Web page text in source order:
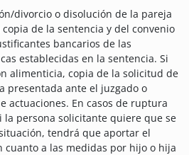
divorcio o disolución de la pareja
de la sentencia y del convenio
bancarios de las
establecidas en la sentencia. Si
alimenticia, copia de la solicitud de
presentada ante el juzgado o
actuaciones. En casos de ruptura
la persona solicitante quiere que se
tendrá que aportar el
cuanto a las medidas por hijo o hija